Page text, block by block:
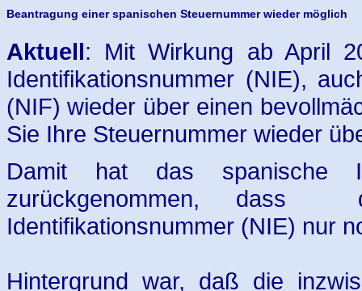
Beantragung einer spanischen Steuernummer wieder möglich
Aktuell: Mit Wirkung ab April
Identifikationsnummer (NIE),
(NIF) wieder über einen
Sie Ihre Steuernummer wieder
Damit hat das spanische
zurückgenommen, dass
Identifikationsnummer (NIE) nur
Hintergrund war, daß die